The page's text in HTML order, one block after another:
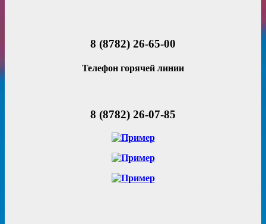
8 (8782) 26-65-00
Телефон горячей линии
8 (8782) 26-07-85